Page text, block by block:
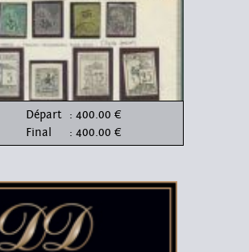
Départ : 400.00 €
Final
: 400.00 €